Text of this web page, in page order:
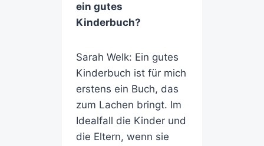
ein gutes
Kinderbuch?
Sarah Welk: Ein gutes
Kinderbuch ist für mich
erstens ein Buch, das
zum Lachen bringt. Im
Idealfall die Kinder und
die Eltern, wenn sie